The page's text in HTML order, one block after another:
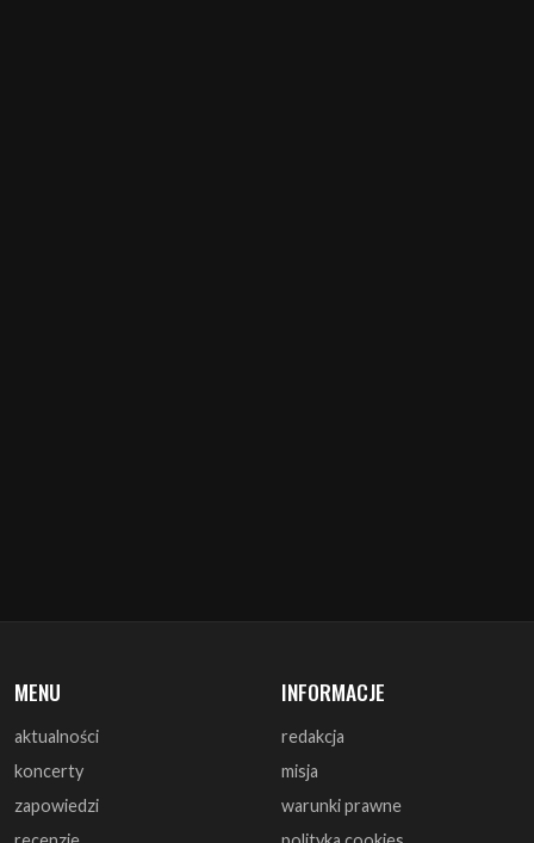
aktualności
zapowiedzi
recenzje
zagrali
monografie
artykuły
redakcja
warunki prawne
polityka cookies
reklama
współpraca
kontakt